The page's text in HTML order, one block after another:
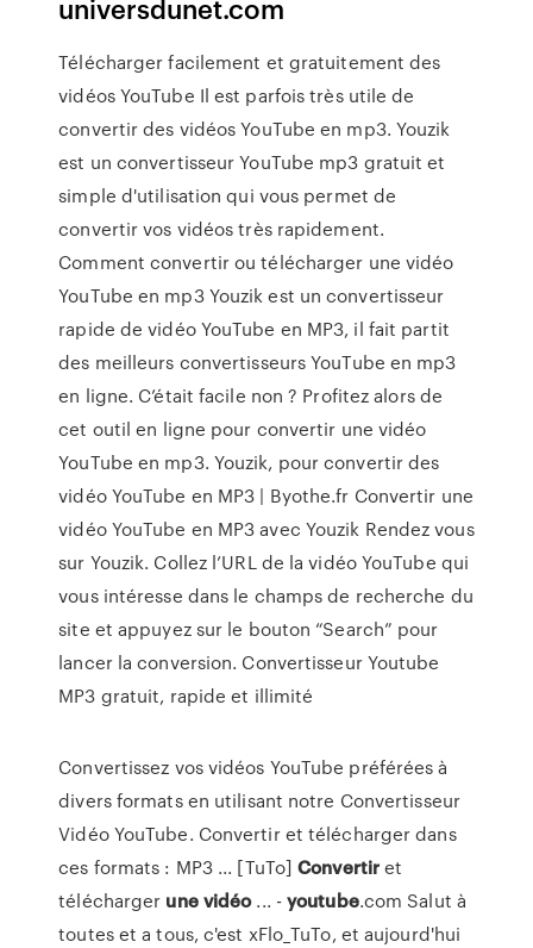
universdunet.com
Télécharger facilement et gratuitement des
vidéos YouTube Il est parfois très utile de
convertir des vidéos YouTube en mp3. Youzik
est un convertisseur YouTube mp3 gratuit et
simple d'utilisation qui vous permet de
convertir vos vidéos très rapidement.
Comment convertir ou télécharger une vidéo
YouTube en mp3 Youzik est un convertisseur
rapide de vidéo YouTube en MP3, il fait partit
des meilleurs convertisseurs YouTube en mp3
en ligne. C’était facile non ? Profitez alors de
cet outil en ligne pour convertir une vidéo
YouTube en mp3. Youzik, pour convertir des
vidéo YouTube en MP3 | Byothe.fr Convertir une
vidéo YouTube en MP3 avec Youzik Rendez vous
sur Youzik. Collez l’URL de la vidéo YouTube qui
vous intéresse dans le champs de recherche du
site et appuyez sur le bouton “Search” pour
lancer la conversion. Convertisseur Youtube
MP3 gratuit, rapide et illimité
Convertissez vos vidéos YouTube préférées à
divers formats en utilisant notre Convertisseur
Vidéo YouTube. Convertir et télécharger dans
ces formats : MP3 ... [TuTo]Convertiret
télécharger une vidéo... -youtube.com Salut à
toutes et a tous, c'est xFlo_TuTo, et aujourd'hui